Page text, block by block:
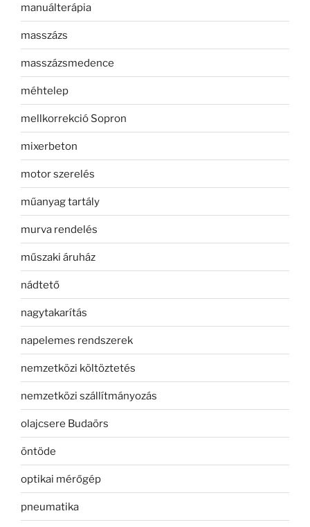
manuálterápia
masszázs
masszázsmedence
méhtelep
mellkorrekció Sopron
mixerbeton
motor szerelés
műanyag tartály
murva rendelés
műszaki áruház
nádtető
nagytakarítás
napelemes rendszerek
nemzetközi költöztetés
nemzetközi szállítmányozás
olajcsere Budaörs
öntöde
optikai mérőgép
pneumatika